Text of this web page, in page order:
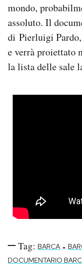
CALENDARIO
AREA
mondo,
assoluto. Il
di Pierluigi
e verrà proiettato
la lista delle sale
Tag: BARCA -
DOCUMENTARIO